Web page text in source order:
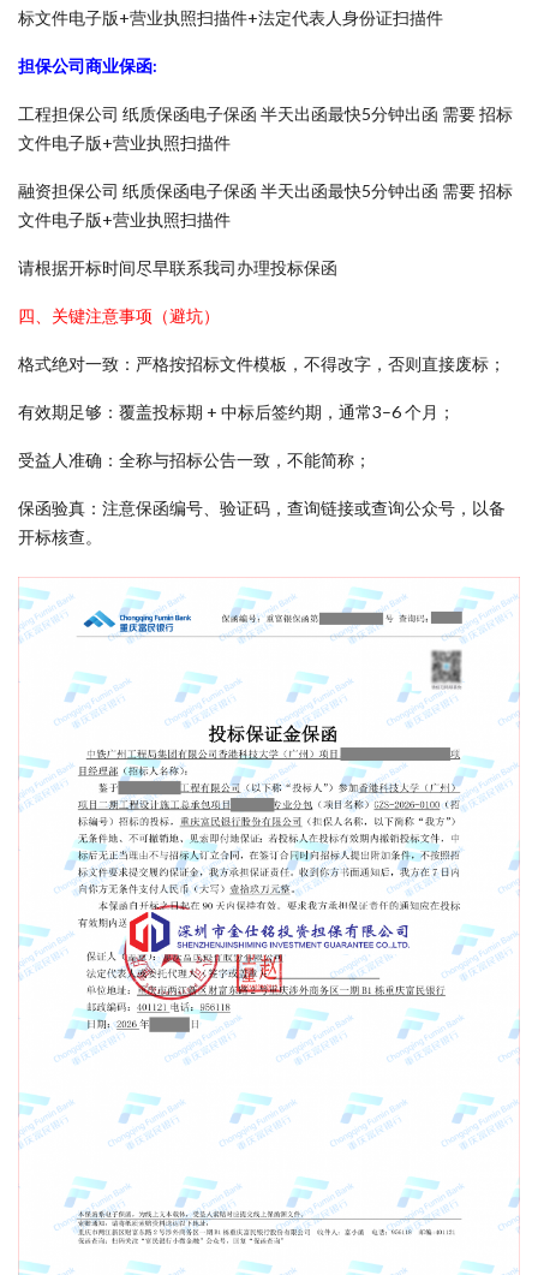
标文件电子版+营业执照扫描件+法定代表人身份证扫描件
担保公司商业保函:
工程担保公司 纸质保函电子保函 半天出函最快5分钟出函 需要 招标
文件电子版+营业执照扫描件
融资担保公司 纸质保函电子保函 半天出函最快5分钟出函 需要 招标
文件电子版+营业执照扫描件
请根据开标时间尽早联系我司办理投标保函
四、关键注意事项（避坑）
格式绝对一致：严格按招标文件模板，不得改字，否则直接废标；
有效期足够：覆盖投标期 + 中标后签约期，通常3–6 个月；
受益人准确：全称与招标公告一致，不能简称；
保函验真：注意保函编号、验证码，查询链接或查询公众号，以备
开标核查。